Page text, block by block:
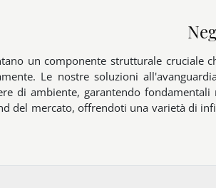
un componente strutturale cruciale
Le nostre soluzioni
di ambiente, garantendo
del mercato, offrendoti una varietà di